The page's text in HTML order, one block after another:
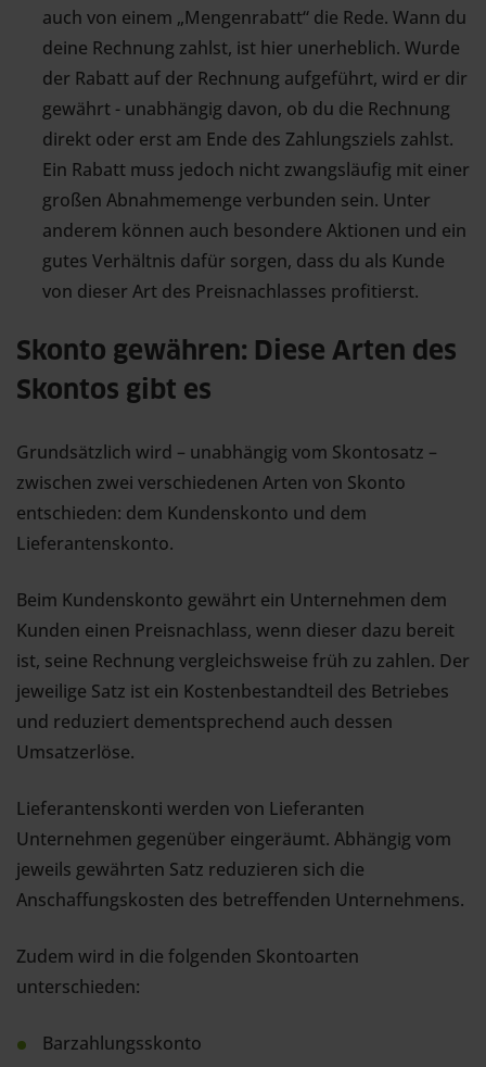
auch von einem „Mengenrabatt“ die Rede. Wann du
deine Rechnung zahlst, ist hier unerheblich. Wurde
der Rabatt auf der Rechnung aufgeführt, wird er dir
gewährt - unabhängig davon, ob du die Rechnung
direkt oder erst am Ende des Zahlungsziels zahlst.
Ein Rabatt muss jedoch nicht zwangsläufig mit einer
großen Abnahmemenge verbunden sein. Unter
anderem können auch besondere Aktionen und ein
gutes Verhältnis dafür sorgen, dass du als Kunde
von dieser Art des Preisnachlasses profitierst.
Skonto gewähren: Diese Arten des
Skontos gibt es
Grundsätzlich wird – unabhängig vom Skontosatz –
zwischen zwei verschiedenen Arten von Skonto
entschieden: dem Kundenskonto und dem
Lieferantenskonto.
Beim Kundenskonto gewährt ein Unternehmen dem
Kunden einen Preisnachlass, wenn dieser dazu bereit
ist, seine Rechnung vergleichsweise früh zu zahlen. Der
jeweilige Satz ist ein Kostenbestandteil des Betriebes
und reduziert dementsprechend auch dessen
Umsatzerlöse.
Lieferantenskonti werden von Lieferanten
Unternehmen gegenüber eingeräumt. Abhängig vom
jeweils gewährten Satz reduzieren sich die
Anschaffungskosten des betreffenden Unternehmens.
Zudem wird in die folgenden Skontoarten
unterschieden:
Barzahlungsskonto